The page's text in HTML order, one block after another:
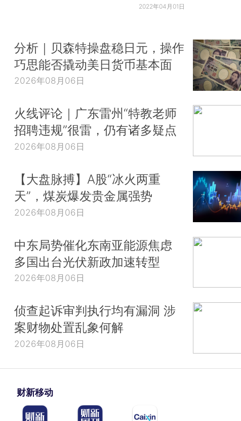
2022年04月01日
分析｜贝森特操盘稳日元，操作
巧思能否撬动美日货币基本面
2026年08月06日
火线评论｜广东雷州“特教老师
招聘违规”很雷，仍有诸多疑点
2026年08月06日
【大盘脉搏】A股“冰火两重
天”，煤炭爆发贵金属强势
2026年08月06日
中东局势催化东南亚能源焦虑
多国出台光伏新政加速转型
2026年08月06日
侦查起诉审判执行均有漏洞 涉
案财物处置乱象何解
2026年08月06日
财新移动